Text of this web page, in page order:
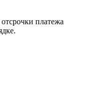
платежа